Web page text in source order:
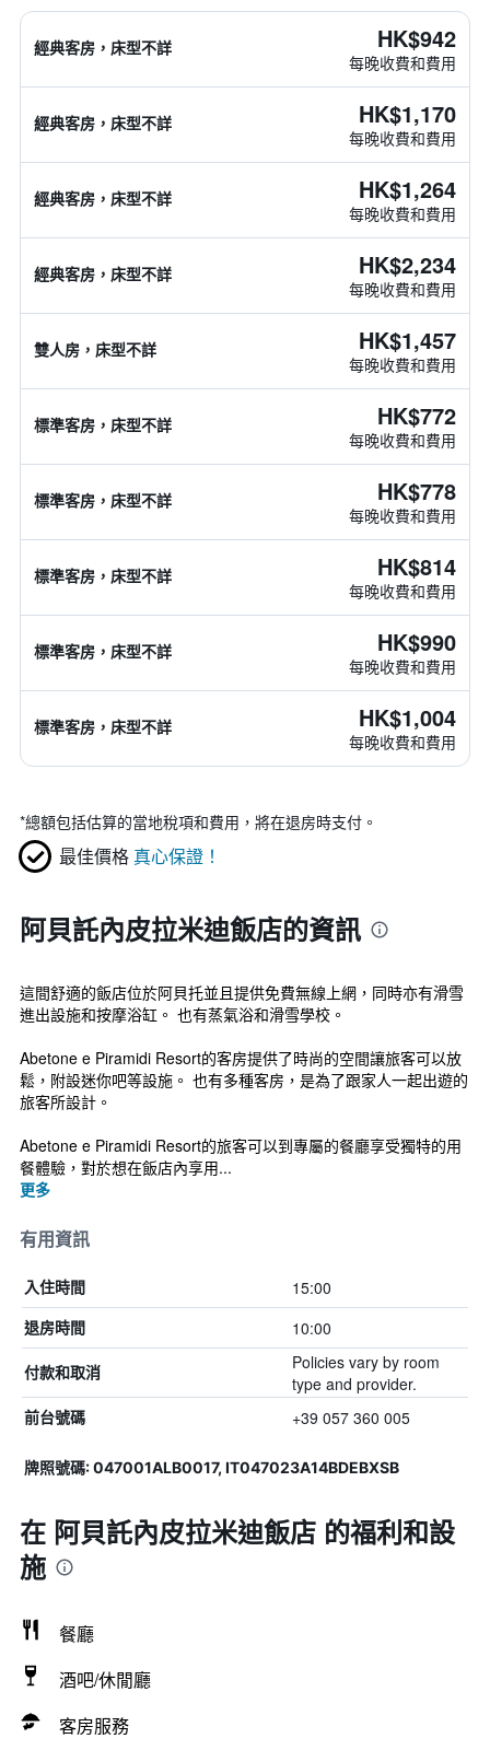
經典客房，床型不詳 HK$942
每晚收費和費用
經典客房，床型不詳 HK$1,170
每晚收費和費用
經典客房，床型不詳 HK$1,264
每晚收費和費用
經典客房，床型不詳 HK$2,234
每晚收費和費用
雙人房，床型不詳 HK$1,457
每晚收費和費用
標準客房，床型不詳 HK$772
每晚收費和費用
標準客房，床型不詳 HK$778
每晚收費和費用
標準客房，床型不詳 HK$814
每晚收費和費用
標準客房，床型不詳 HK$990
每晚收費和費用
標準客房，床型不詳 HK$1,004
每晚收費和費用
*總額包括估算的當地稅項和費用，將在退房時支付。
最佳價格 真心保證！
阿貝託內皮拉米迪飯店的資訊
這間舒適的飯店位於阿貝托並且提供免費無線上網，同時亦有滑雪
進出設施和按摩浴缸。 也有蒸氣浴和滑雪學校。
Abetone e Piramidi Resort的客房提供了時尚的空間讓旅客可以放
鬆，附設迷你吧等設施。 也有多種客房，是為了跟家人一起出遊的
旅客所設計。
Abetone e Piramidi Resort的旅客可以到專屬的餐廳享受獨特的用
餐體驗，對於想在飯店內享用...
更多
有用資訊
入住時間 15:00
退房時間 10:00
付款和取消
Policies vary by room
type and provider.
前台號碼 +39 057 360 005
牌照號碼: 047001ALB0017, IT047023A14BDEBXSB
在 阿貝託內皮拉米迪飯店 的福利和設
施
餐廳
酒吧/休閒廳
客房服務